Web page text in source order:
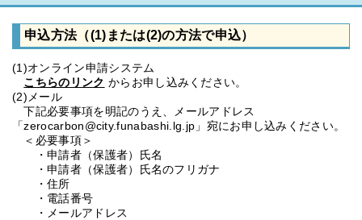
申込方法（(1)または(2)の方法で申込）
(1)オンライン申請システム
こちらのリンク からお申し込みください。
(2)メール
下記必要事項を明記のうえ、メールアドレス
「zerocarbon@city.funabashi.lg.jp」宛にお申し込みください。
＜必要事項＞
・申請者（保護者）氏名
・申請者（保護者）氏名のフリガナ
・住所
・電話番号
・メールアドレス